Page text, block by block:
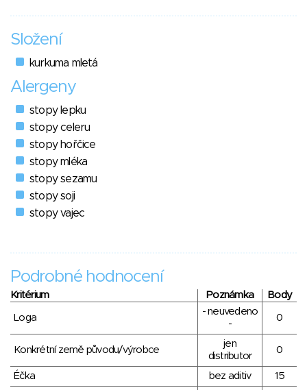
Složení
kurkuma mletá
Alergeny
stopy lepku
stopy celeru
stopy hořčice
stopy mléka
stopy sezamu
stopy soji
stopy vajec
Podrobné hodnocení
Kritérium Poznámka Body
Loga
- neuvedeno
-
0
Konkrétní země původu/výrobce
jen
distributor
0
Éčka bez aditiv 15